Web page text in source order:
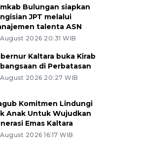
Bulungan siapkan
JPT melalui
talenta ASN
2026 20:31 WIB
Kaltara buka Kirab
di Perbatasan
2026 20:27 WIB
Komitmen Lindungi
Anak Untuk Wujudkan
Emas Kaltara
2026 16:17 WIB